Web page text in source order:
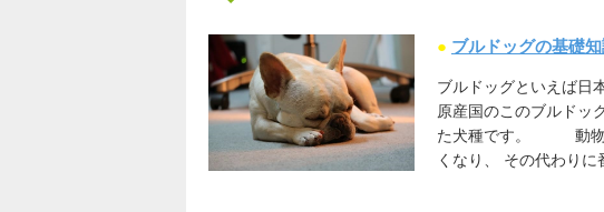
● ブルドッグの基礎
ブルドッグといえば日
原産国のこのブルドッ
た犬種です。 動物保
くなり、 その代わりに